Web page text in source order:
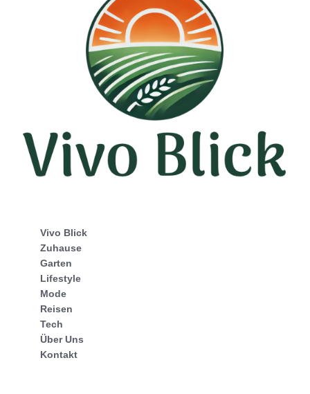
Vivo Blick
Zuhause
Garten
Lifestyle
Mode
Reisen
Tech
Über Uns
Kontakt